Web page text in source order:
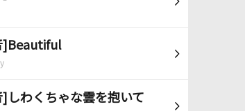
]Beautiful
]しわくちゃな雲を抱いて